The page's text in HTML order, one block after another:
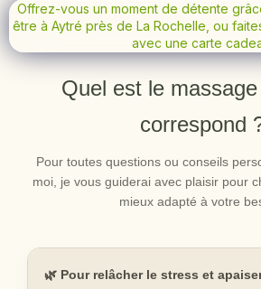
Offrez-vous un moment de détente
être à Aytré près de La Rochelle, ou
avec une carte
Quel est le
correspond
Pour toutes questions ou conseils
moi, je vous guiderai avec plaisir pour
mieux adapté à votre
🌿 Pour relâcher le stress et